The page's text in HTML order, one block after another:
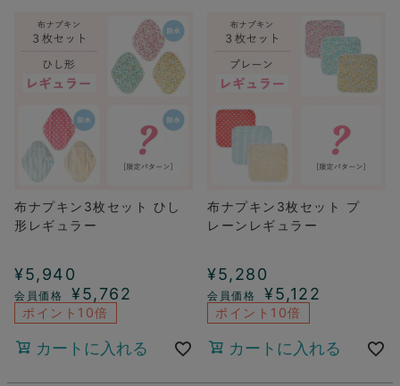
布ナプキン3枚セット ひし
形レギュラー
¥5,940
¥5,762
ポイント10倍
カートに入れる
布ナプキン3枚セット プ
レーンレギュラー
¥5,280
¥5,122
ポイント10倍
カートに入れる